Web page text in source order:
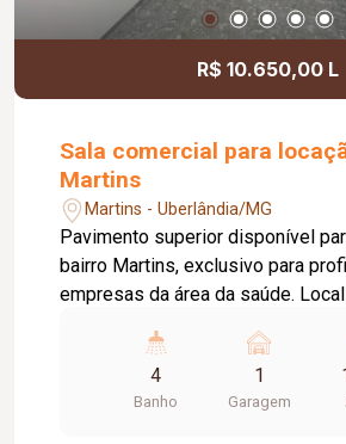
R$ 10.650,00 L
Sala comercial para
Martins
Martins - Uberlândia/MG
Pavimento superior disponível
bairro Martins, exclusivo para
empresas da área da saúde.
recepções com recepcionista
direcionamento dos pacientes,
acessibilidade, proporcionando
4
Banho
1
Garagem